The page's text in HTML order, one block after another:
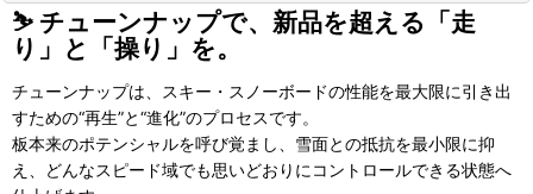
⛷ チューンナップで、新品を超える「走
り」と「操り」を。
チューンナップは、スキー・スノーボードの性能を最大限に引き出
すための“再生”と“進化”のプロセスです。
板本来のポテンシャルを呼び覚まし、雪面との抵抗を最小限に抑
え、どんなスピード域でも思いどおりにコントロールできる状態へ